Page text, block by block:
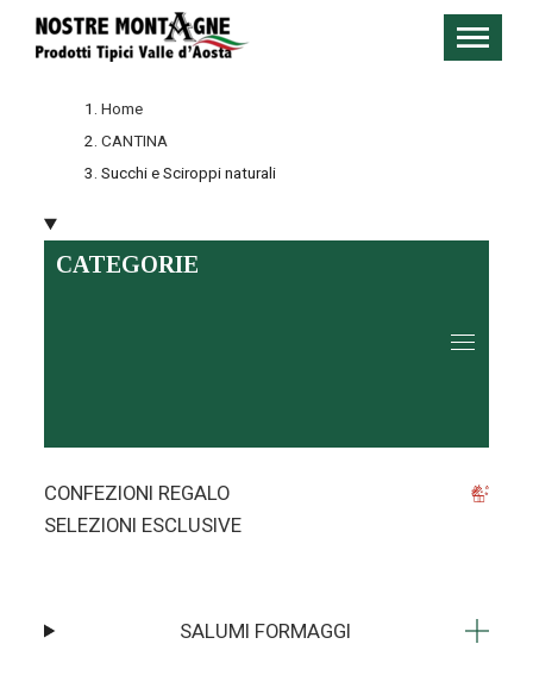
Home
CANTINA
Succhi e Sciroppi naturali
CATEGORIE
CONFEZIONI REGALO
SELEZIONI ESCLUSIVE
SALUMI FORMAGGI